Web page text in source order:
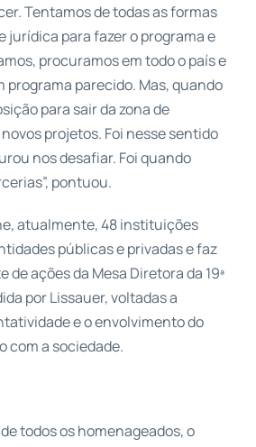
Tentamos de todas as formas
jurídica para fazer o programa e
procuramos em todo o país e
programa parecido. Mas, quando
para sair da zona de
projetos. Foi nesse sentido
nos desafiar. Foi quando
pontuou.
atualmente, 48 instituições
públicas e privadas e faz
de ações da Mesa Diretora da 19ª
por Lissauer, voltadas a
e o envolvimento do
com a sociedade.
todos os homenageados, o